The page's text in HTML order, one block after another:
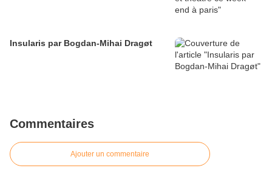
Insularis par Bogdan-Mihai Dragøt
Commentaires
Ajouter un commentaire